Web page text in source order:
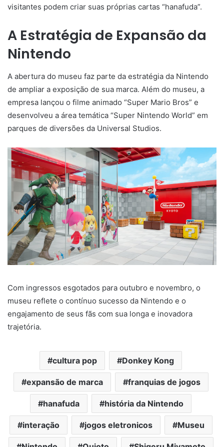
visitantes podem criar suas próprias cartas “hanafuda”.
A Estratégia de Expansão da
Nintendo
A abertura do museu faz parte da estratégia da Nintendo
de ampliar a exposição de sua marca. Além do museu, a
empresa lançou o filme animado “Super Mario Bros” e
desenvolveu a área temática “Super Nintendo World” em
parques de diversões da Universal Studios.
Com ingressos esgotados para outubro e novembro, o
museu reflete o contínuo sucesso da Nintendo e o
engajamento de seus fãs com sua longa e inovadora
trajetória.
cultura pop Donkey Kong
expansão de marca franquias de jogos
hanafuda história da Nintendo
interação jogos eletronicos Museu